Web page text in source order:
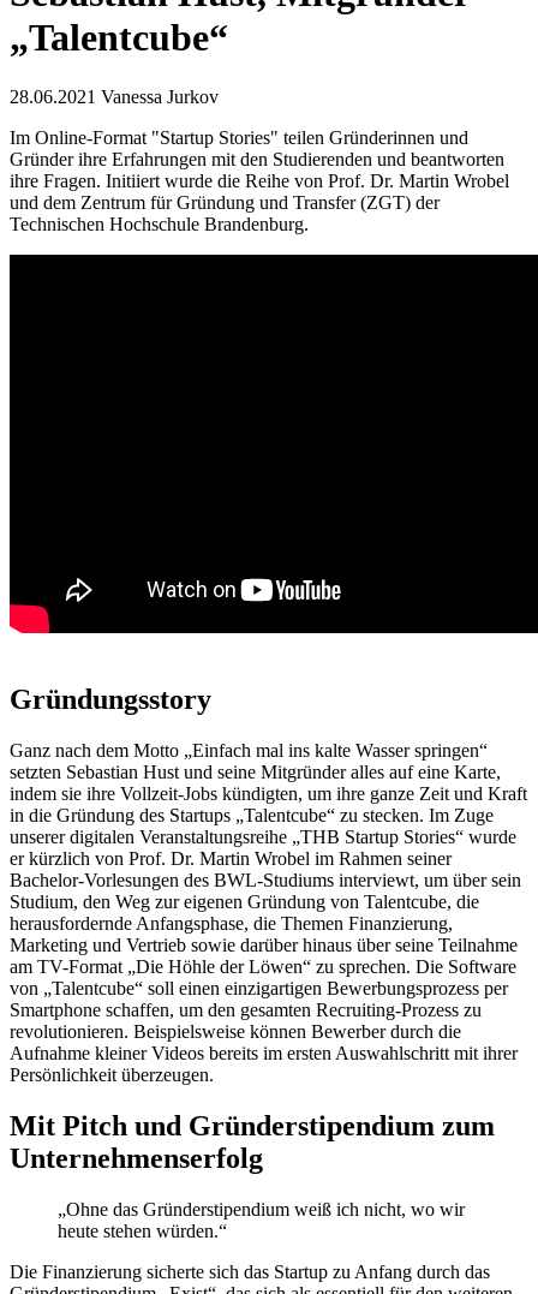
„Talentcube“
28.06.2021 Vanessa Jurkov
Im Online-Format "Startup Stories" teilen Gründerinnen und
Gründer ihre Erfahrungen mit den Studierenden und beantworten
ihre Fragen. Initiiert wurde die Reihe von Prof. Dr. Martin Wrobel
und dem Zentrum für Gründung und Transfer (ZGT) der
Technischen Hochschule Brandenburg.
Gründungsstory
Ganz nach dem Motto „Einfach mal ins kalte Wasser springen“
setzten Sebastian Hust und seine Mitgründer alles auf eine Karte,
indem sie ihre Vollzeit-Jobs kündigten, um ihre ganze Zeit und Kraft
in die Gründung des Startups „Talentcube“ zu stecken. Im Zuge
unserer digitalen Veranstaltungsreihe „THB Startup Stories“ wurde
er kürzlich von Prof. Dr. Martin Wrobel im Rahmen seiner
Bachelor-Vorlesungen des BWL-Studiums interviewt, um über sein
Studium, den Weg zur eigenen Gründung von Talentcube, die
herausfordernde Anfangsphase, die Themen Finanzierung,
Marketing und Vertrieb sowie darüber hinaus über seine Teilnahme
am TV-Format „Die Höhle der Löwen“ zu sprechen. Die Software
von „Talentcube“ soll einen einzigartigen Bewerbungsprozess per
Smartphone schaffen, um den gesamten Recruiting-Prozess zu
revolutionieren. Beispielsweise können Bewerber durch die
Aufnahme kleiner Videos bereits im ersten Auswahlschritt mit ihrer
Persönlichkeit überzeugen.
Mit Pitch und Gründerstipendium zum
Unternehmenserfolg
„Ohne das Gründerstipendium weiß ich nicht, wo wir
heute stehen würden.“
Die Finanzierung sicherte sich das Startup zu Anfang durch das